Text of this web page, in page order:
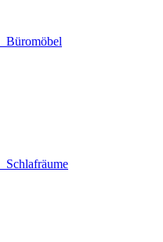
Büromöbel
Schlafräume